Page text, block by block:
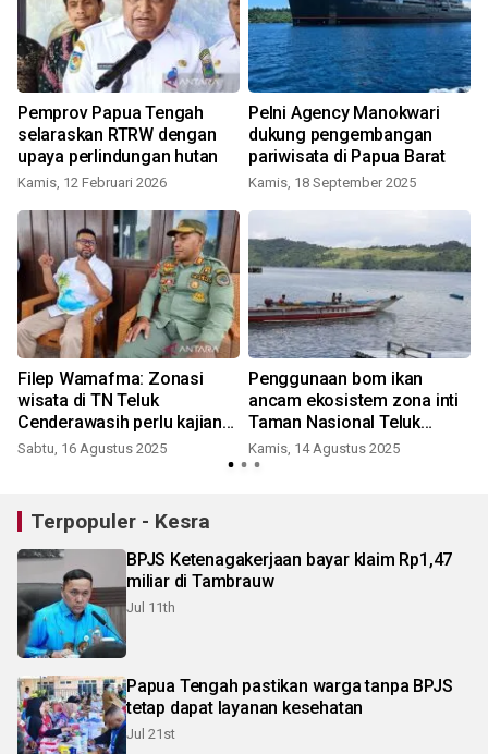
Pemprov Papua Tengah
selaraskan RTRW dengan
upaya perlindungan hutan
Kamis, 12 Februari 2026
Pelni Agency Manokwari
dukung pengembangan
pariwisata di Papua Barat
Kamis, 18 September 2025
Filep Wamafma: Zonasi
wisata di TN Teluk
Cenderawasih perlu kajian
terbuka
Sabtu, 16 Agustus 2025
Penggunaan bom ikan
ancam ekosistem zona inti
Taman Nasional Teluk
Cendrawasih
Kamis, 14 Agustus 2025
Terpopuler - Kesra
BPJS Ketenagakerjaan bayar klaim Rp1,47
miliar di Tambrauw
Jul 11th
Papua Tengah pastikan warga tanpa BPJS
tetap dapat layanan kesehatan
Jul 21st